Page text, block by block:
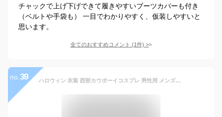
チャックで上げ下げできて履きやすいブーツカバーも付き
（ベルトや手袋も） 一目でわかりやすく、仮装しやすいと
思います。
全てのおすすめコメント (1件) >
no. 39 ハロウィン 衣装 西部カウボーイコスプレ 男性用 メンズ用 ハロウィーン 王様 ハロウィン衣装 ポリスウーマン 男性用 コスプレ衣装 軍服 コスチューム COSPLAY仮装 変装 コスプレアニメ セクシー 仮装衣装 fxy507